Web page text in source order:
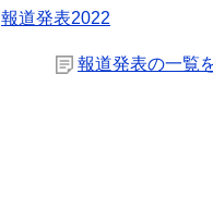
報道発表2022
報道発表の一覧